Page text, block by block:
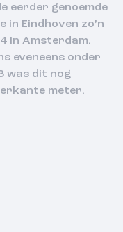
eerder genoemde
Eindhoven zo’n
in Amsterdam.
eveneens onder
was dit nog
meter.